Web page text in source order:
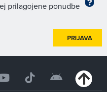
prilagojene ponudbe
PRIJAVA